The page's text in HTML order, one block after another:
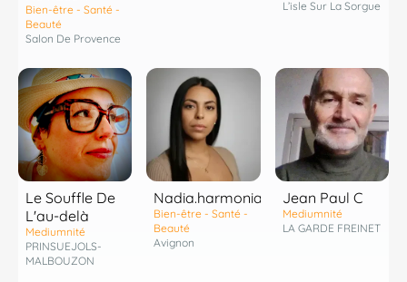
Bien-être - Santé -
Beauté
Salon De Provence
L’isle Sur La Sorgue
Le Souffle De
L'au-delà
Mediumnité
PRINSUEJOLS-
MALBOUZON
Nadia.harmonia
Bien-être - Santé -
Beauté
Avignon
Jean Paul C
Mediumnité
LA GARDE FREINET